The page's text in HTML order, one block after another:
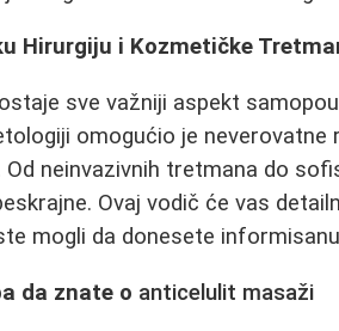
Hirurgiju i Kozmetičke
sve važniji aspekt
omogućio je neverovatne
neinvazivnih tretmana do
Ovaj vodič će vas
mogli da donesete
da znate o anticelulit masaži